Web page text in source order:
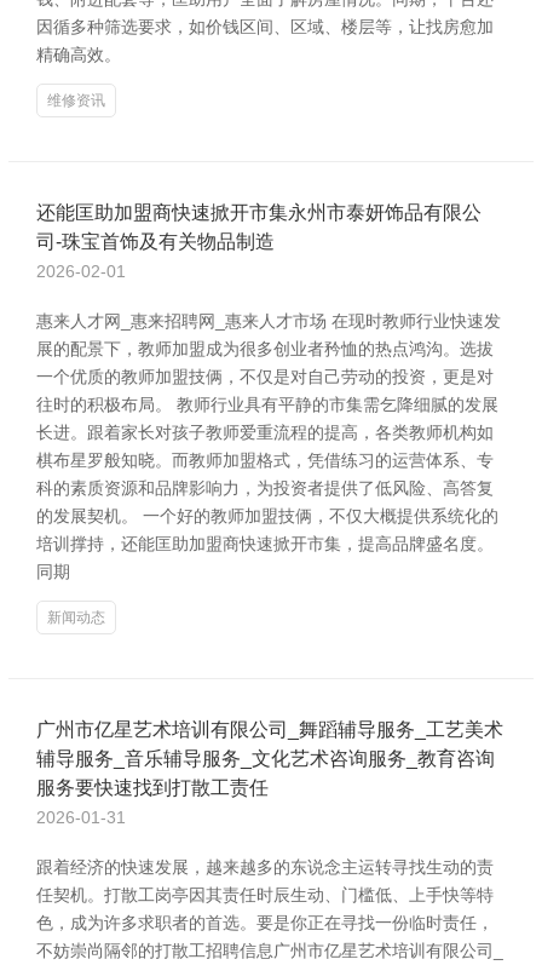
因循多种筛选要求，如价钱区间、区域、楼层等，让找房愈加
精确高效。
维修资讯
还能匡助加盟商快速掀开市集永州市泰妍饰品有限公
司-珠宝首饰及有关物品制造
2026-02-01
惠来人才网_惠来招聘网_惠来人才市场 在现时教师行业快速发
展的配景下，教师加盟成为很多创业者矜恤的热点鸿沟。选拔
一个优质的教师加盟技俩，不仅是对自己劳动的投资，更是对
往时的积极布局。 教师行业具有平静的市集需乞降细腻的发展
长进。跟着家长对孩子教师爱重流程的提高，各类教师机构如
棋布星罗般知晓。而教师加盟格式，凭借练习的运营体系、专
科的素质资源和品牌影响力，为投资者提供了低风险、高答复
的发展契机。 一个好的教师加盟技俩，不仅大概提供系统化的
培训撑持，还能匡助加盟商快速掀开市集，提高品牌盛名度。
同期
新闻动态
广州市亿星艺术培训有限公司_舞蹈辅导服务_工艺美术
辅导服务_音乐辅导服务_文化艺术咨询服务_教育咨询
服务要快速找到打散工责任
2026-01-31
跟着经济的快速发展，越来越多的东说念主运转寻找生动的责
任契机。打散工岗亭因其责任时辰生动、门槛低、上手快等特
色，成为许多求职者的首选。要是你正在寻找一份临时责任，
不妨崇尚隔邻的打散工招聘信息广州市亿星艺术培训有限公司_